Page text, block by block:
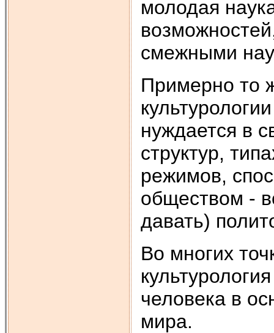
молодая
смежными
Примерно то
нуждается в
структур,
режимов,
обществом -
давать)
Во многих
человека в
мира.